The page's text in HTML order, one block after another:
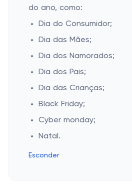
do ano, como:
Dia do Consumidor;
Dia das Mães;
Dia dos Namorados;
Dia dos Pais;
Dia das Crianças;
Black Friday;
Cyber monday;
Natal.
Esconder